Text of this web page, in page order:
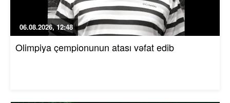
06.08.2026, 12:48
Olimpiya çempionunun atası vəfat edib